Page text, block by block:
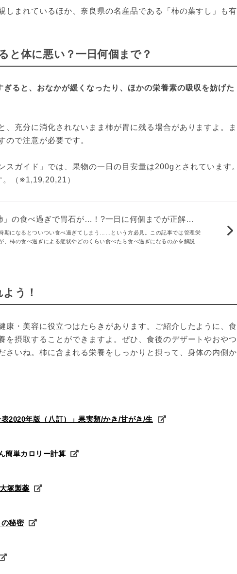
しまれているほか、奈良県の名産品である「柿の葉すし」も有
と体に悪い？一日何個まで？
ると、おなかが緩くなったり、ほかの栄養素の吸収を妨げた
、充分に消化されないまま柿が胃に残る場合がありますよ。ま
ので注意が必要です。
スガイド」では、果物の一日の目安量は200gとされています。
。（※1,19,20,21）
」の食べ過ぎで胃石が…！?一日に何個までが正解？
理栄養士解説】 - macaroni
期になるとついつい食べ過ぎてしまう……という方必見。この記事では管理栄
、柿の食べ過ぎによる症状やどのくらい食べたら食べ過ぎになるのかを解説し
ょう。
う！
康・美容に役立つはたらきがあります。ご紹介したように、食
を摂取することができますよ。ぜひ、食後のデザートやおやつ
さいね。柿に含まれる栄養をしっかりと摂って、身体の内側か
2020年版（八訂）」果実類/かき/甘がき/生
簡単カロリー計算
塚製薬
秘密